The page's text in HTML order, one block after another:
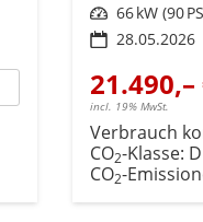
Leistung 66 kW (90
28.05.2026
21.490,–
incl. 19% MwSt.
Verbrauch
CO2-Klasse: D
CO2-